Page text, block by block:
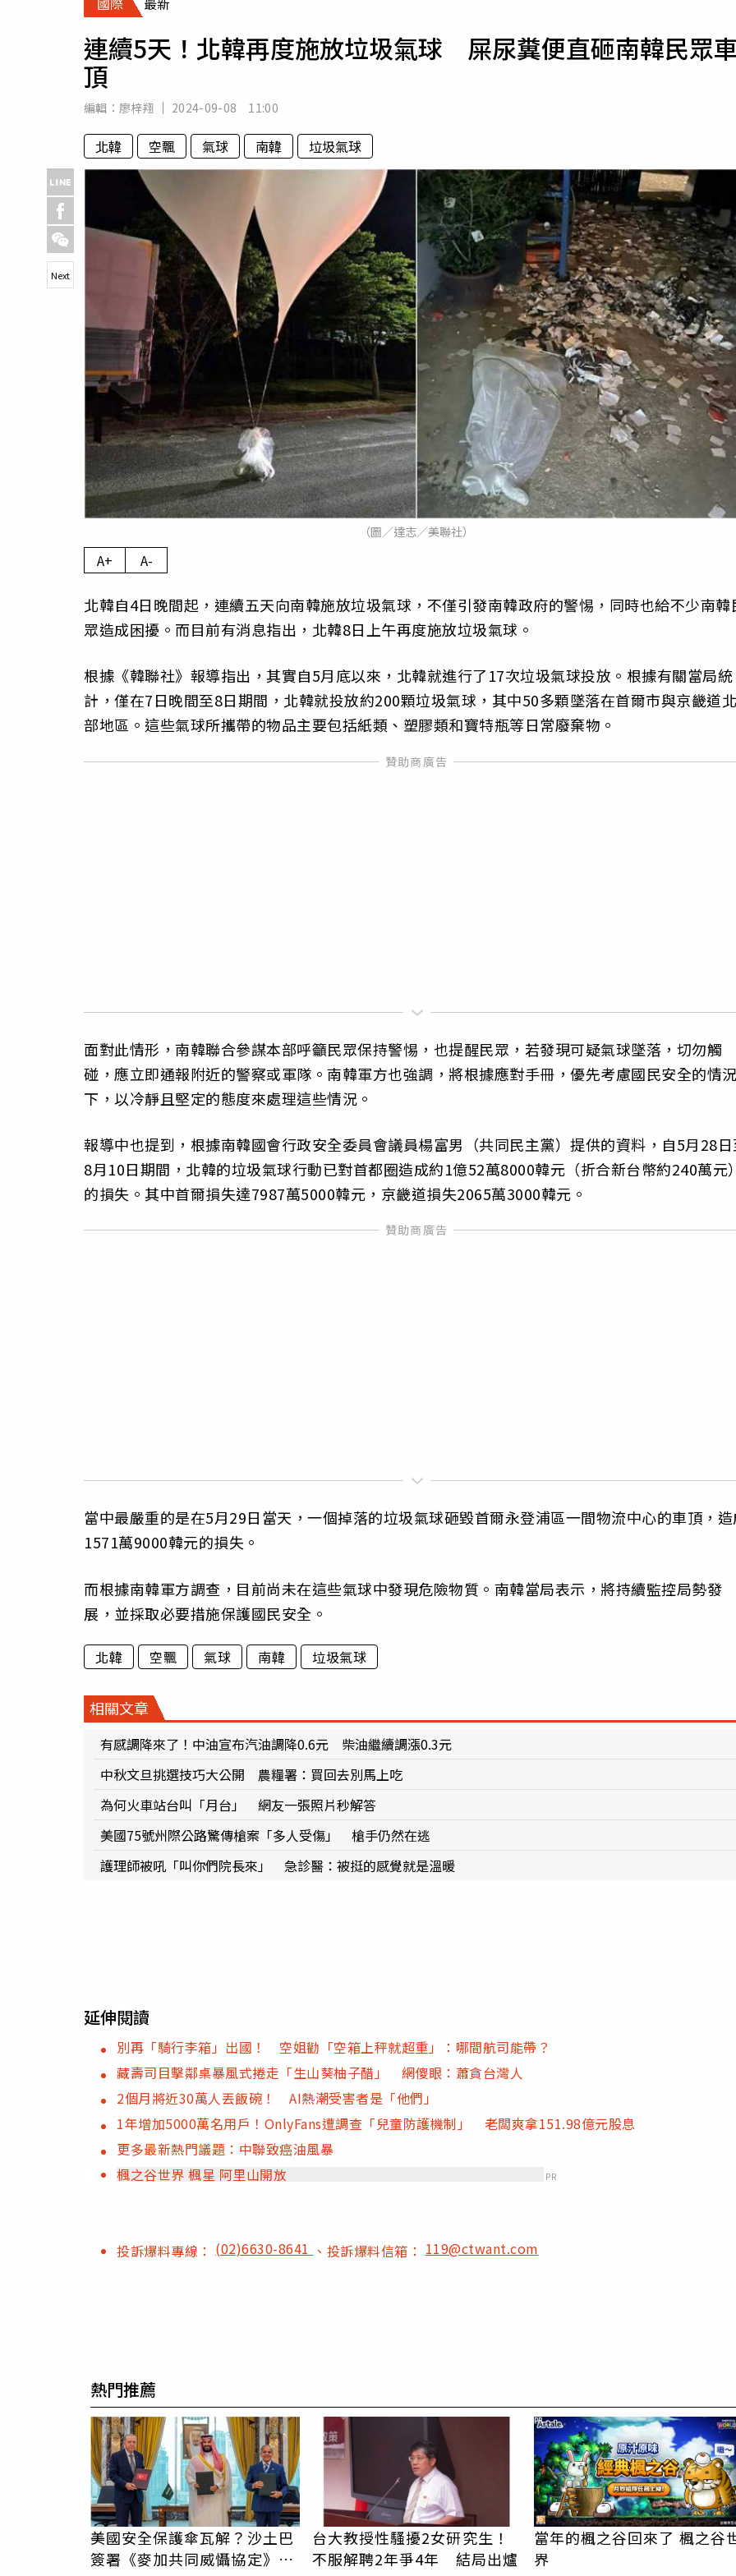
專欄
運勢
連續5天！北韓再度施放垃圾氣球 屎尿糞便直砸南韓民眾
頂
編輯： 廖梓翔 2024-09-08 11:00
北韓 空飄 氣球 南韓 垃圾氣球
（圖／達志／美聯社）
Next
A+ A-
北韓自4日晚間起，連續五天向南韓施放垃圾氣球，不僅引發南韓政府的警惕，同時也給不少南韓
眾造成困擾。而目前有消息指出，北韓8日上午再度施放垃圾氣球。
根據《韓聯社》報導指出，其實自5月底以來，北韓就進行了17次垃圾氣球投放。根據有關當局統
計，僅在7日晚間至8日期間，北韓就投放約200顆垃圾氣球，其中50多顆墜落在首爾市與京畿道北
部地區。這些氣球所攜帶的物品主要包括紙類、塑膠類和寶特瓶等日常廢棄物。
面對此情形，南韓聯合參謀本部呼籲民眾保持警惕，也提醒民眾，若發現可疑氣球墜落，切勿觸
碰，應立即通報附近的警察或軍隊。南韓軍方也強調，將根據應對手冊，優先考慮國民安全的情
下，以冷靜且堅定的態度來處理這些情況。
報導中也提到，根據南韓國會行政安全委員會議員楊富男（共同民主黨）提供的資料，自5月28
8月10日期間，北韓的垃圾氣球行動已對首都圈造成約1億52萬8000韓元（折合新台幣約240萬元
的損失。其中首爾損失達7987萬5000韓元，京畿道損失2065萬3000韓元。
當中最嚴重的是在5月29日當天，一個掉落的垃圾氣球砸毀首爾永登浦區一間物流中心的車頂，
1571萬9000韓元的損失。
而根據南韓軍方調查，目前尚未在這些氣球中發現危險物質。南韓當局表示，將持續監控局勢發
展，並採取必要措施保護國民安全。
北韓 空飄 氣球 南韓 垃圾氣球
相關文章
有感調降來了！中油宣布汽油調降0.6元 柴油繼續調漲0.3元
中秋文旦挑選技巧大公開 農糧署：買回去別馬上吃
為何火車站台叫「月台」 網友一張照片秒解答
美國75號州際公路驚傳槍案「多人受傷」 槍手仍然在逃
護理師被吼「叫你們院長來」 急診醫：被挺的感覺就是溫暖
延伸閱讀
別再「騎行李箱」出國！ 空姐勸「空箱上秤就超重」：哪間航司能帶？
藏壽司目擊鄰桌暴風式捲走「生山葵柚子醋」 網傻眼：蕭貪台灣人
2個月將近30萬人丟飯碗！ AI熱潮受害者是「他們」
1年增加5000萬名用戶！OnlyFans遭調查「兒童防護機制」 老闆爽拿151.98億元股息
更多最新熱門議題：中聯致癌油風暴
楓之谷世界 楓星 阿里山開放
PR
投訴爆料專線： (02)6630-8641 、投訴爆料信箱：119@ctwant.com
熱門推薦
美國安全保護傘瓦解？沙土巴
簽署《麥加共同威懾協定》
台大教授性騷擾2女研究生！
不服解聘2年爭4年 結局出爐
當年的楓之谷回來了 楓之谷
界
PR